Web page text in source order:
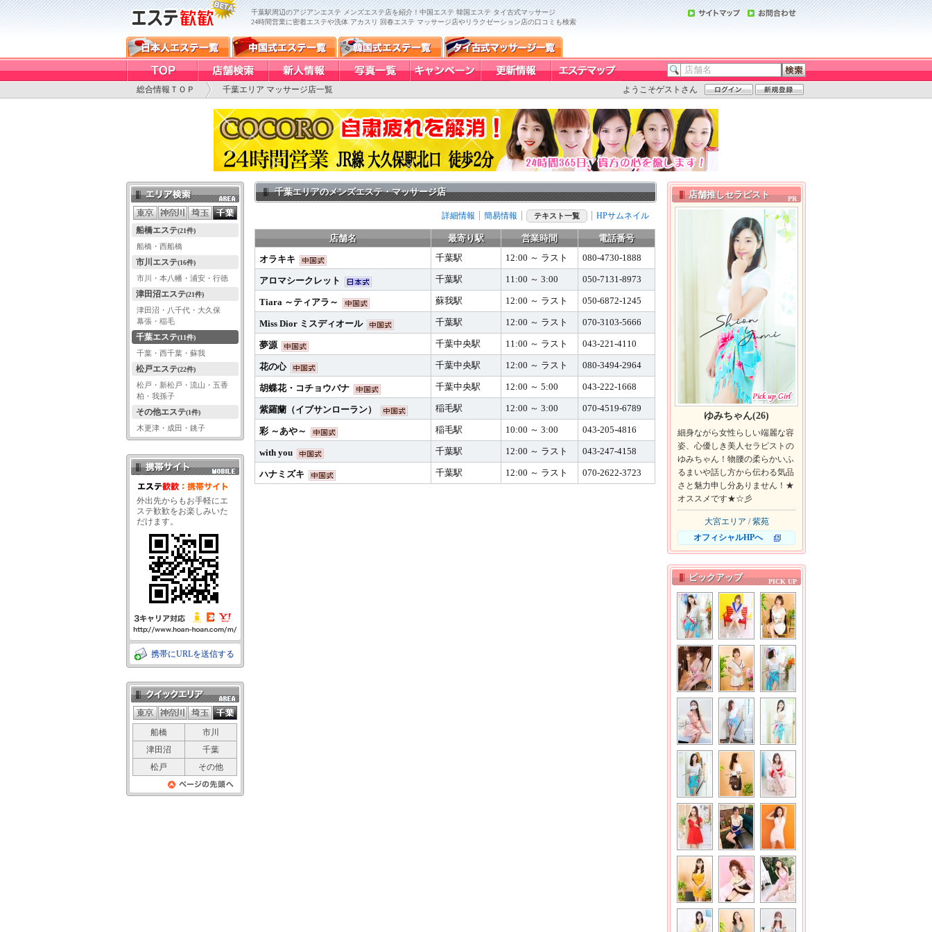
千葉駅周辺のアジアンエステ メンズエステ店を紹介！中国エステ 韓国エステ タイ古式マッサージ
24時間営業に密着エステや洗体 アカスリ 回春エステ マッサージ店やリラクゼーション店の口コミも検索
総合情報ＴＯＰ 千葉エリア マッサージ店一覧 ようこそゲストさん
千葉エリアのメンズエステ・マッサージ店
詳細情報 簡易情報 テキスト一覧 HPサムネイル
店舗名 最寄り駅 営業時間
電話番号
オラキキ
千葉駅 12:00 ～ ラスト 080-4730-1888
アロマシークレット 千葉駅 11:00 ～ 3:00 050-7131-8973
Tiara ～ティアラ～ 蘇我駅 12:00 ～ ラスト 050-6872-1245
Miss Dior ミスディオール 千葉駅 12:00 ～ ラスト 070-3103-5666
夢源 千葉中央駅 11:00 ～ ラスト 043-221-4110
花の心 千葉中央駅 12:00 ～ ラスト 080-3494-2964
胡蝶花・コチョウバナ 千葉中央駅 12:00 ～ 5:00 043-222-1668
紫羅蘭（イブサンローラン） 稲毛駅 12:00 ～ 3:00 070-4519-6789
彩 ～あや～ 稲毛駅 10:00 ～ 3:00 043-205-4816
with you 千葉駅 12:00 ～ ラスト 043-247-4158
ハナミズキ 千葉駅 12:00 ～ ラスト 070-2622-3723
エリア検索
船橋エステ(21件)
船橋・西船橋
市川エステ(16件)
市川・本八幡・浦安・行徳
津田沼エステ(21件)
津田沼・八千代・大久保
幕張・稲毛
千葉エステ(11件)
千葉・西千葉・蘇我
松戸エステ(22件)
松戸・新松戸・流山・五香
柏・我孫子
その他エステ(1件)
木更津・成田・銚子
携帯サイト QRコード
外出先からもお手軽にエ
ステ歓歓をお楽しみいた
だけます。
携帯にURLを送信する
クイックエリア
船橋
市川
津田沼
千葉
松戸
その他
ページの先頭
店舗推しセラピスト
ゆみちゃん(26)
細身ながら女性らしい端麗な容
姿、心優しき美人セラピストの
ゆみちゃん！物腰の柔らかいふ
るまいや話し方から伝わる気品
さと魅力申し分ありません！★
オススメです★☆彡
大宮エリア / 紫苑
オフィシャルHPへ
ピックアップ